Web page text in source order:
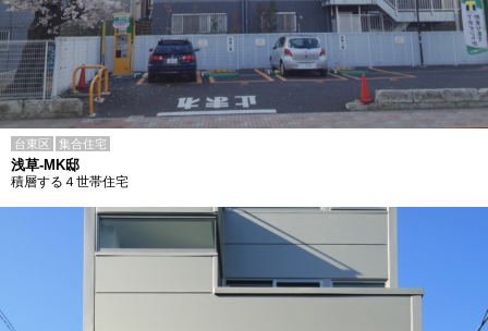
台東区 集合住宅
浅草-MK邸
積層する４世帯住宅